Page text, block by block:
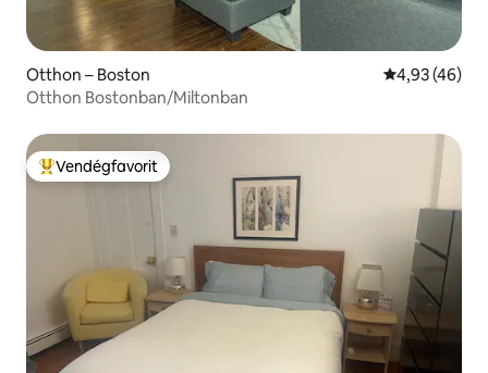
Otthon – Boston Átlagos
4,93 (46)
Otthon Bostonban/Miltonban
Kiemelt vendégfavorit
Vendégfavorit